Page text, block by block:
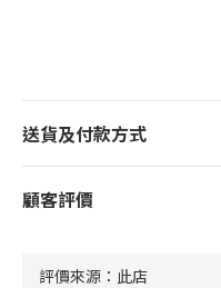
送貨及付款方式
顧客評價